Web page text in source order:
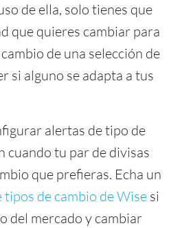
de ella, solo tienes que
que quieres cambiar para
de una selección de
si alguno se adapta a tus
alertas de tipo de
cuando tu par de divisas
que prefieras. Echa un
tipos de cambio de Wise si
del mercado y cambiar